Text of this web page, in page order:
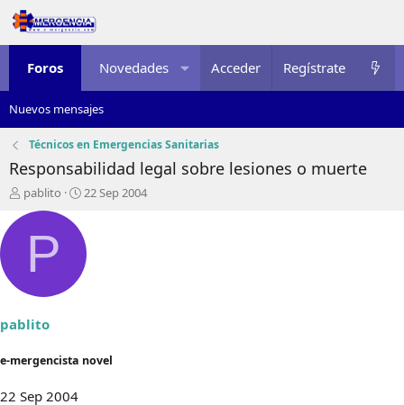
Foros Novedades Multimedia Recursos
Acceder Regístrate
Nuevos mensajes
Técnicos en Emergencias Sanitarias
Responsabilidad legal sobre lesiones o muerte
I
d
r
l
pablito
F
h
a
d
i
22 Sep 2004
P
pablito
e-mergencista novel
22 Sep 2004